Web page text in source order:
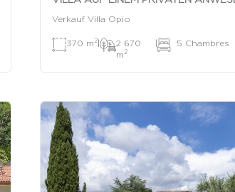
Verkauf Villa Opio
370 m 2|
2 670
m 2
| 5 Chambres